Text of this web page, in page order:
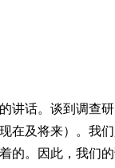
话。谈到调查研
在及将来）。我
的。因此，我们